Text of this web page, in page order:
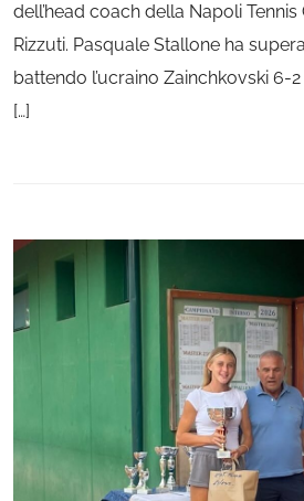
dell’head coach della Napoli Tennis
Rizzuti. Pasquale Stallone ha
battendo l’ucraino Zainchkovski 6-
[…]